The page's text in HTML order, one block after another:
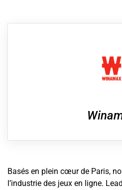
Basés en plein cœur de Paris,
l’industrie des jeux en ligne.